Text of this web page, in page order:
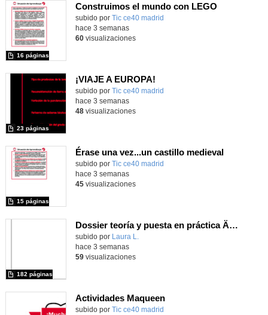
Construimos el mundo con LEGO
subido por Tic ce40 madrid
16 páginas
hace 3 semanas
60visualizaciones
¡VIAJE A EUROPA!
subido por Tic ce40 madrid
23 páginas
hace 3 semanas
48visualizaciones
Érase una vez...un castillo medieval
subido por Tic ce40 madrid
15 páginas
hace 3 semanas
45visualizaciones
Dossier teoría y puesta en práctica Äprendizaje Basado en Juegos en Educación Infantil y Primaria
Contenido educativo.
subido por Laura L.
182 páginas
hace 3 semanas
59visualizaciones
Actividades Maqueen
Contenido educativo.
subido por Tic ce40 madrid